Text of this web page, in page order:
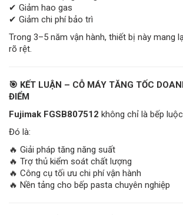
✔ Giảm hao gas
✔ Giảm chi phí bảo trì
Trong 3–5 năm vận hành, thiết bị này mang
rõ rệt.
🎯 KẾT LUẬN – CỖ MÁY TĂNG TỐC
ĐIỂM
Fujimak FGSB807512 không chỉ là bếp
Đó là:
🔥 Giải pháp tăng năng suất
🔥 Trợ thủ kiểm soát chất lượng
🔥 Công cụ tối ưu chi phí vận hành
🔥 Nền tảng cho bếp pasta chuyên nghiệp